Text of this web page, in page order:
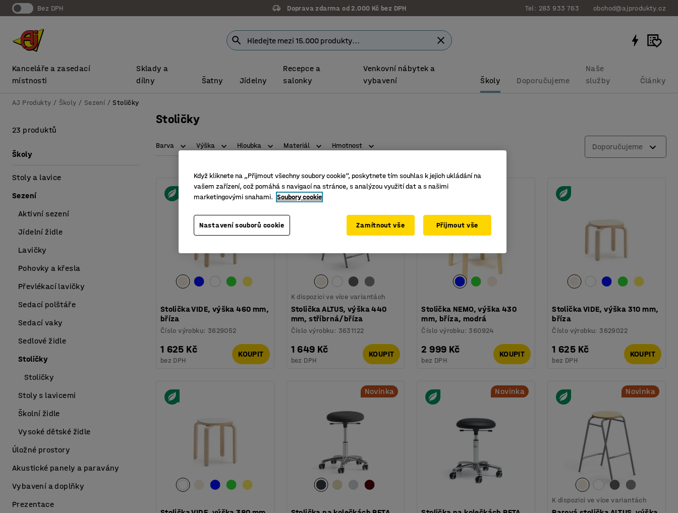
bez DPH Doprava zdarma od 2.000 Kč bez DPH Tel: 283 933 763 obchod@ajprodukty.cz
Kanceláře a zasedací
místnosti
Sklady a
dílny
Šatny Jídelny
Recepce a
salonky
Venkovní nábytek a
vybavení
Školy Doporučujeme
Naše
služby
Články
AJ Produkty Školy Sezení Stoličky
Stoličky
Barva Výška Hloubka Materiál Hmotnost Doporučujeme
Stolička VIDE, výška 460 mm,
bříza
Číslo výrobku: 3629052
1 625 Kč
bez DPH
KOUPIT
Novinka
K dispozici ve více variantách
Stolička ALTUS, výška 440
mm, stříbrná/bříza
Číslo výrobku: 3631122
1 649 Kč
bez DPH
KOUPIT
Stolička NEMO, výška 430
mm, bříza, modrá
Číslo výrobku:360924
2 999 Kč
bez DPH
KOUPIT
Stolička VIDE, výška 310 mm,
bříza
Číslo výrobku:3629022
1 625 Kč
bez DPH
KOUPIT
Novinka Novinka Novinka
K dispozici ve více variantách
23 produktů
Školy
Stoly a lavice
Sezení
Aktivní sezení
Jídelní židle
Lavičky
Pohovky a křesla
Převlékací lavičky
Sedací polštáře
Sedací vaky
Sedlové židle
Stoličky
Stoličky
Stoly s lavicemi
Školní židle
Vysoké dětské židle
Úložné prostory
Akustické panely a paravány
Vybavení a doplňky
Prezentace
Když kliknete na „Přijmout všechny soubory cookie“, poskytnete tím souhlas k jejich ukládání na
vašem zařízení, což pomáhá s navigací na stránce, s analýzou využití dat a s našimi
marketingovými snahami. Soubory cookie
Nastavení souborů cookie Zamítnout vše Přijmout vše